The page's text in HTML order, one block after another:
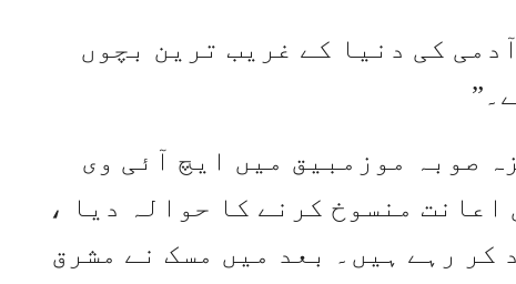
کی دنیا کے غریب ترین بچوں
صوبہ موزمبیق میں ایچ آئی وی
منسوخ کرنے کا حوالہ دیا ،
کر رہے ہیں۔ بعد میں مسک نے مشرق